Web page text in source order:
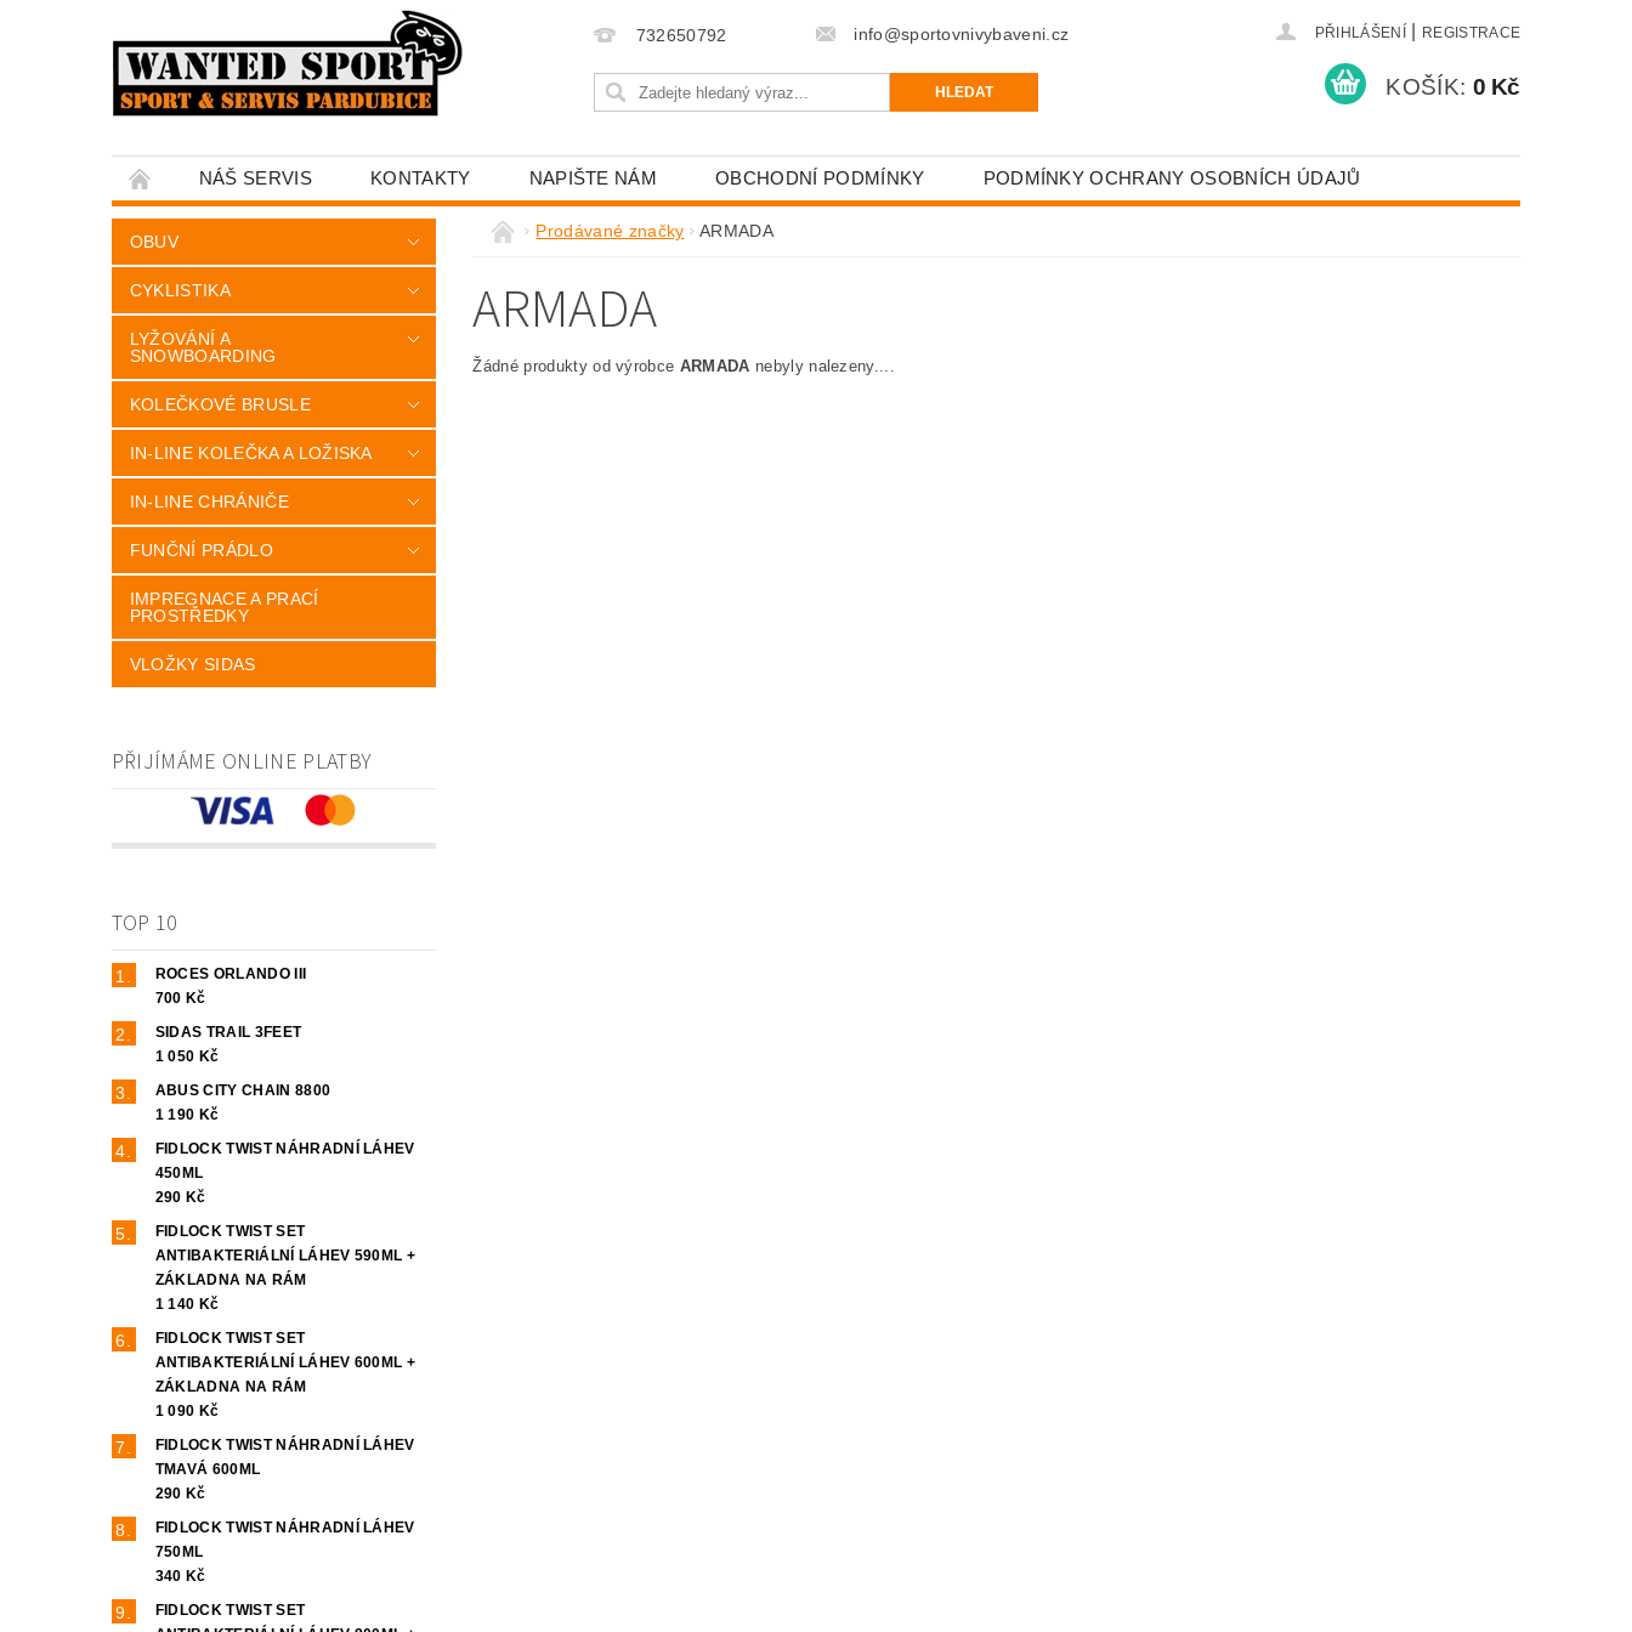
732650792 info@sportovnivybaveni.cz PŘIHLÁŠENÍ REGISTRACE
KOŠÍK: 0 Kč
NÁŠ SERVIS KONTAKTY NAPIŠTE NÁM OBCHODNÍ PODMÍNKY PODMÍNKY OCHRANY OSOBNÍCH ÚDAJŮ
OBUV
CYKLISTIKA
LYŽOVÁNÍ A
SNOWBOARDING
KOLEČKOVÉ BRUSLE
IN-LINE KOLEČKA A LOŽISKA
IN-LINE CHRÁNIČE
FUNČNÍ PRÁDLO
IMPREGNACE A PRACÍ
PROSTŘEDKY
VLOŽKY SIDAS
PŘIJÍMÁME ONLINE PLATBY
TOP 10
ROCES ORLANDO III
700 Kč
SIDAS TRAIL 3FEET
1 050 Kč
ABUS CITY CHAIN 8800
1 190 Kč
FIDLOCK TWIST NÁHRADNÍ LÁHEV
450ML
290 Kč
FIDLOCK TWIST SET
ANTIBAKTERIÁLNÍ LÁHEV 590ML +
ZÁKLADNA NA RÁM
1 140 Kč
FIDLOCK TWIST SET
ANTIBAKTERIÁLNÍ LÁHEV 600ML +
ZÁKLADNA NA RÁM
1 090 Kč
FIDLOCK TWIST NÁHRADNÍ LÁHEV
TMAVÁ 600ML
290 Kč
FIDLOCK TWIST NÁHRADNÍ LÁHEV
750ML
340 Kč
FIDLOCK TWIST SET
Prodávané značky ARMADA
ARMADA
Žádné produkty od výrobce ARMADA nebyly nalezeny....